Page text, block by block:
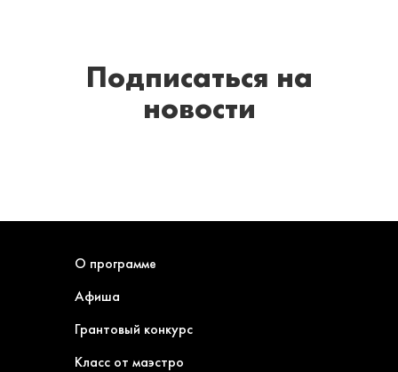
Подписаться на
новости
О программе
Афиша
Грантовый конкурс
Класс от маэстро